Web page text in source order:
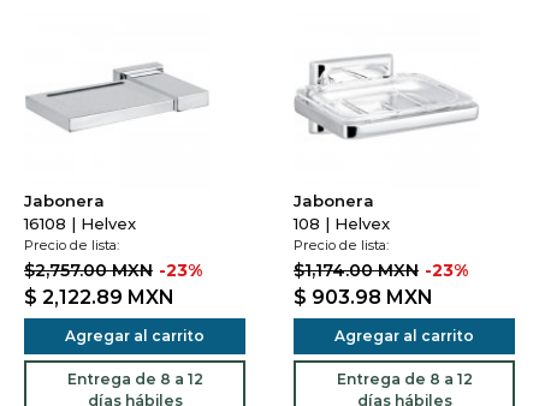
Jabonera
16108 | Helvex
Precio de lista:
$2,757.00 MXN -23%
$ 2,122.89 MXN
Agregar al carrito
Entrega de 8 a 12
días hábiles
Jabonera
108 | Helvex
Precio de lista:
$1,174.00 MXN -23%
$ 903.98 MXN
Agregar al carrito
Entrega de 8 a 12
días hábiles